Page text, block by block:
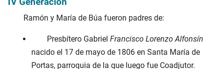
Ramón y María de Búa fueron padres de:
Presbítero Gabriel Francisco Lorenzo Alfonsín
nacido el 17 de mayo de 1806 en Santa María de
Portas, parroquia de la que luego fue Coadjutor.